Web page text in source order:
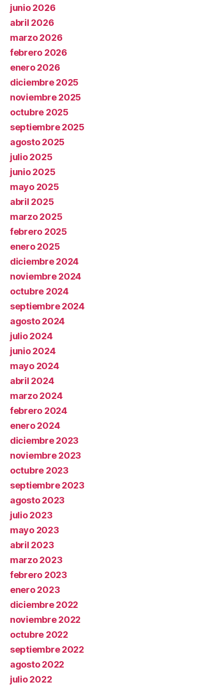
junio 2026
abril 2026
marzo 2026
febrero 2026
enero 2026
diciembre 2025
noviembre 2025
octubre 2025
septiembre 2025
agosto 2025
julio 2025
junio 2025
mayo 2025
abril 2025
marzo 2025
febrero 2025
enero 2025
diciembre 2024
noviembre 2024
octubre 2024
septiembre 2024
agosto 2024
julio 2024
junio 2024
mayo 2024
abril 2024
marzo 2024
febrero 2024
enero 2024
diciembre 2023
noviembre 2023
octubre 2023
septiembre 2023
agosto 2023
julio 2023
mayo 2023
abril 2023
marzo 2023
febrero 2023
enero 2023
diciembre 2022
noviembre 2022
octubre 2022
septiembre 2022
agosto 2022
julio 2022